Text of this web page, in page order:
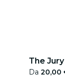
The
Da 20,00